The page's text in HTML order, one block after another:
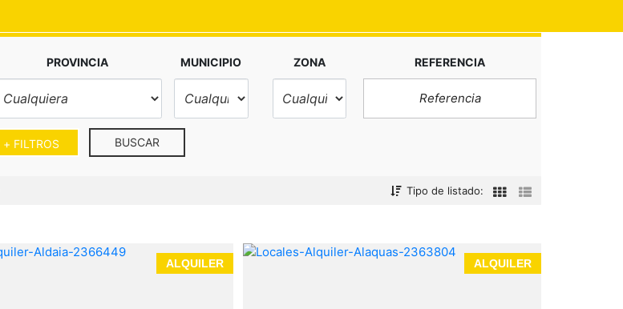
PROVINCIA MUNICIPIO ZONA REFERENCIA
+ FILTROS BUSCAR
Tipo de listado:
ALQUILER ALQUILER